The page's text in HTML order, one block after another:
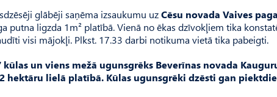
glābēji saņēma izsaukumu uzCēsu novada Vaives
putna ligzda 1m² platībā. Vienā no ēkas dzīvokļiem tika
visi mājokļi. Plkst. 17.33 darbi notikuma vietā tika pabeigti.
un viens mežā ugunsgrēks Beverīnas novada
hektāru lielā platībā. Kūlas ugunsgrēki dzēsti gan